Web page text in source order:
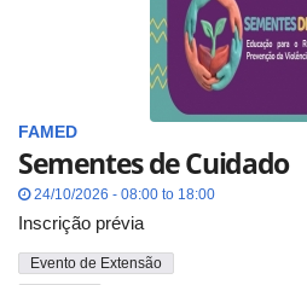
FAMED
Sementes de Cuidado
24/10/2026 - 08:00 to 18:00
Inscrição prévia
Evento de Extensão